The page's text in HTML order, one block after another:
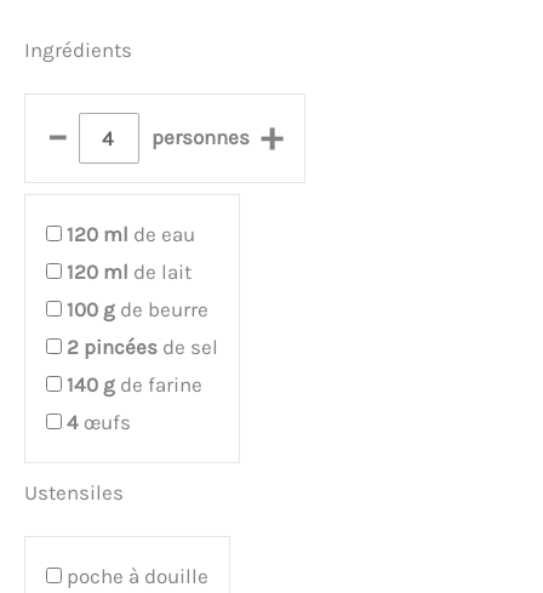
Ingrédients
– personnes +
120 ml de eau
120 ml de lait
100 g de beurre
2 pincées de sel
140 g de farine
4 œufs
Ustensiles
poche à douille